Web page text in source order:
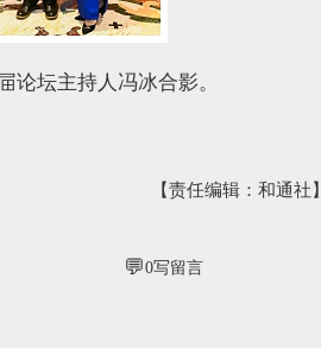
论坛主持人冯冰合影。
【责任编辑：和通社】
💬0写留言